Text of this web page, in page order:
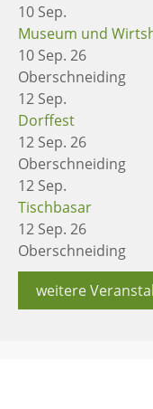
10 Sep.
Museum und
10 Sep. 26
Oberschneiding
12 Sep.
Dorffest
12 Sep. 26
Oberschneiding
12 Sep.
Tischbasar
12 Sep. 26
Oberschneiding
weitere